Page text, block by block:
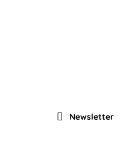
Newsletter